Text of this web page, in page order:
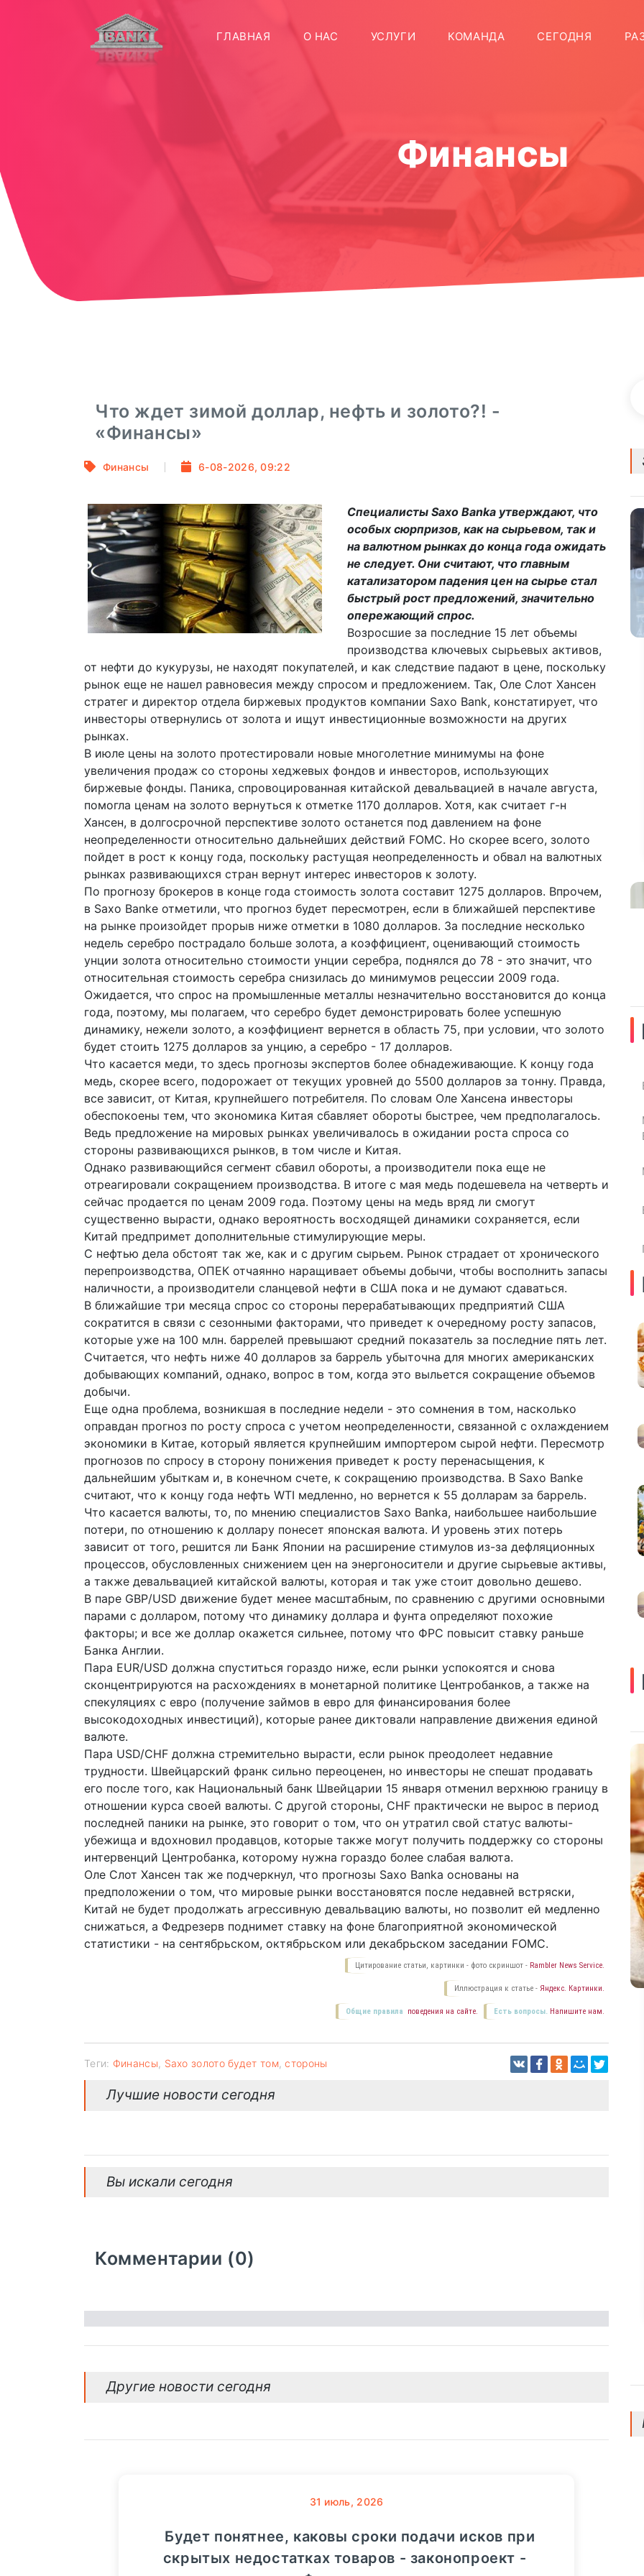
ГЛАВНАЯ (CURRENT)
О НАС УСЛУГИ КОМАНДА СЕГОДНЯ
Финансы
Что ждет зимой доллар, нефть и золото?! -
«Финансы»
Финансы 6-08-2026, 09:22
Специалисты Saxo Banka утверждают, что
особых сюрпризов, как на сырьевом, так и
на валютном рынках до конца года ожидать
не следует. Они считают, что главным
катализатором падения цен на сырье стал
быстрый рост предложений, значительно
опережающий спрос.
Возросшие за последние 15 лет объемы
производства ключевых сырьевых активов,
от нефти до кукурузы, не находят покупателей, и как следствие падают в цене, поскольку
рынок еще не нашел равновесия между спросом и предложением. Так, Оле Слот Хансен
стратег и директор отдела биржевых продуктов компании Saxo Bank, констатирует, что
инвесторы отвернулись от золота и ищут инвестиционные возможности на других
рынках.
В июле цены на золото протестировали новые многолетние минимумы на фоне
увеличения продаж со стороны хеджевых фондов и инвесторов, использующих
биржевые фонды. Паника, спровоцированная китайской девальвацией в начале августа,
помогла ценам на золото вернуться к отметке 1170 долларов. Хотя, как считает г-н
Хансен, в долгосрочной перспективе золото останется под давлением на фоне
неопределенности относительно дальнейших действий FOMC. Но скорее всего, золото
пойдет в рост к концу года, поскольку растущая неопределенность и обвал на валютных
рынках развивающихся стран вернут интерес инвесторов к золоту.
По прогнозу брокеров в конце года стоимость золота составит 1275 долларов. Впрочем,
в Saxo Banke отметили, что прогноз будет пересмотрен, если в ближайшей перспективе
на рынке произойдет прорыв ниже отметки в 1080 долларов. За последние несколько
недель серебро пострадало больше золота, а коэффициент, оценивающий стоимость
унции золота относительно стоимости унции серебра, поднялся до 78 - это значит, что
относительная стоимость серебра снизилась до минимумов рецессии 2009 года.
Ожидается, что спрос на промышленные металлы незначительно восстановится до конца
года, поэтому, мы полагаем, что серебро будет демонстрировать более успешную
динамику, нежели золото, а коэффициент вернется в область 75, при условии, что золото
будет стоить 1275 долларов за унцию, а серебро - 17 долларов.
Что касается меди, то здесь прогнозы экспертов более обнадеживающие. К концу года
медь, скорее всего, подорожает от текущих уровней до 5500 долларов за тонну. Правда,
все зависит, от Китая, крупнейшего потребителя. По словам Оле Хансена инвесторы
обеспокоены тем, что экономика Китая сбавляет обороты быстрее, чем предполагалось.
Ведь предложение на мировых рынках увеличивалось в ожидании роста спроса со
стороны развивающихся рынков, в том числе и Китая.
Однако развивающийся сегмент сбавил обороты, а производители пока еще не
отреагировали сокращением производства. В итоге с мая медь подешевела на четверть и
сейчас продается по ценам 2009 года. Поэтому цены на медь вряд ли смогут
существенно вырасти, однако вероятность восходящей динамики сохраняется, если
Китай предпримет дополнительные стимулирующие меры.
С нефтью дела обстоят так же, как и с другим сырьем. Рынок страдает от хронического
перепроизводства, ОПЕК отчаянно наращивает объемы добычи, чтобы восполнить запасы
наличности, а производители сланцевой нефти в США пока и не думают сдаваться.
В ближайшие три месяца спрос со стороны перерабатывающих предприятий США
сократится в связи с сезонными факторами, что приведет к очередному росту запасов,
которые уже на 100 млн. баррелей превышают средний показатель за последние пять лет.
Считается, что нефть ниже 40 долларов за баррель убыточна для многих американских
добывающих компаний, однако, вопрос в том, когда это выльется сокращение объемов
добычи.
Еще одна проблема, возникшая в последние недели - это сомнения в том, насколько
оправдан прогноз по росту спроса с учетом неопределенности, связанной с охлаждением
экономики в Китае, который является крупнейшим импортером сырой нефти. Пересмотр
прогнозов по спросу в сторону понижения приведет к росту перенасыщения, к
дальнейшим убыткам и, в конечном счете, к сокращению производства. В Saxo Banke
считают, что к концу года нефть WTI медленно, но вернется к 55 долларам за баррель.
Что касается валюты, то, по мнению специалистов Saxo Banka, наибольшее наибольшие
потери, по отношению к доллару понесет японская валюта. И уровень этих потерь
зависит от того, решится ли Банк Японии на расширение стимулов из-за дефляционных
процессов, обусловленных снижением цен на энергоносители и другие сырьевые активы,
а также девальвацией китайской валюты, которая и так уже стоит довольно дешево.
В паре GBP/USD движение будет менее масштабным, по сравнению с другими основными
парами с долларом, потому что динамику доллара и фунта определяют похожие
факторы; и все же доллар окажется сильнее, потому что ФРС повысит ставку раньше
Банка Англии.
Пара EUR/USD должна спуститься гораздо ниже, если рынки успокоятся и снова
сконцентрируются на расхождениях в монетарной политике Центробанков, а также на
спекуляциях с евро (получение займов в евро для финансирования более
высокодоходных инвестиций), которые ранее диктовали направление движения единой
валюте.
Пара USD/CHF должна стремительно вырасти, если рынок преодолеет недавние
трудности. Швейцарский франк сильно переоценен, но инвесторы не спешат продавать
его после того, как Национальный банк Швейцарии 15 января отменил верхнюю границу в
отношении курса своей валюты. С другой стороны, CHF практически не вырос в период
последней паники на рынке, это говорит о том, что он утратил свой статус валюты-
убежища и вдохновил продавцов, которые также могут получить поддержку со стороны
интервенций Центробанка, которому нужна гораздо более слабая валюта.
Оле Слот Хансен так же подчеркнул, что прогнозы Saxo Banka основаны на
предположении о том, что мировые рынки восстановятся после недавней встряски,
Китай не будет продолжать агрессивную девальвацию валюты, но позволит ей медленно
снижаться, а Федрезерв поднимет ставку на фоне благоприятной экономической
статистики - на сентябрьском, октябрьском или декабрьском заседании FOMC.
Цитирование статьи, картинки - фото скриншот - Rambler News Service.
Иллюстрация к статье - Яндекс. Картинки.
Есть вопросы. Напишите нам.
Общие правила поведения на сайте.
Теги: Финансы Saxo золото будет том,стороны
Лучшие новости сегодня
Вы искали сегодня
Комментарии (0)
Другие новости сегодня
31 июль, 2026
Будет понятнее, каковы сроки подачи исков при
скрытых недостатках товаров - законопроект -